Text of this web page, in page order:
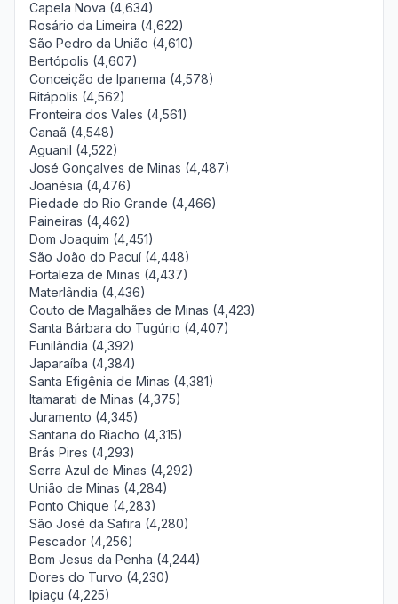
Capela Nova (4,634)
Rosário da Limeira (4,622)
São Pedro da União (4,610)
Bertópolis (4,607)
Conceição de Ipanema (4,578)
Ritápolis (4,562)
Fronteira dos Vales (4,561)
Canaã (4,548)
Aguanil (4,522)
José Gonçalves de Minas (4,487)
Joanésia (4,476)
Piedade do Rio Grande (4,466)
Paineiras (4,462)
Dom Joaquim (4,451)
São João do Pacuí (4,448)
Fortaleza de Minas (4,437)
Materlândia (4,436)
Couto de Magalhães de Minas (4,423)
Santa Bárbara do Tugúrio (4,407)
Funilândia (4,392)
Japaraíba (4,384)
Santa Efigênia de Minas (4,381)
Itamarati de Minas (4,375)
Juramento (4,345)
Santana do Riacho (4,315)
Brás Pires (4,293)
Serra Azul de Minas (4,292)
União de Minas (4,284)
Ponto Chique (4,283)
São José da Safira (4,280)
Pescador (4,256)
Bom Jesus da Penha (4,244)
Dores do Turvo (4,230)
Ipiaçu (4,225)